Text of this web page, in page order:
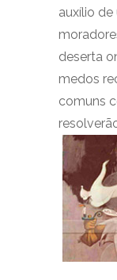
auxílio
deserta
medos
comuns